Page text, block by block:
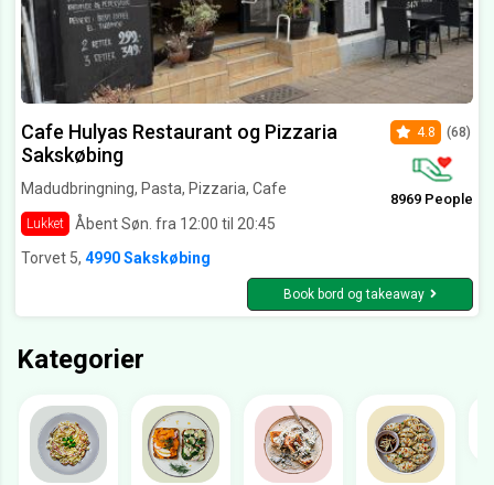
Cafe Hulyas Restaurant og Pizzaria
Sakskøbing
Madudbringning, Pasta, Pizzaria, Cafe
Lukket Åbent Søn. fra 12:00 til 20:45
4.8 (68)
8969 People
Torvet 5, 4990 Sakskøbing
Book bord og takeaway
Kategorier